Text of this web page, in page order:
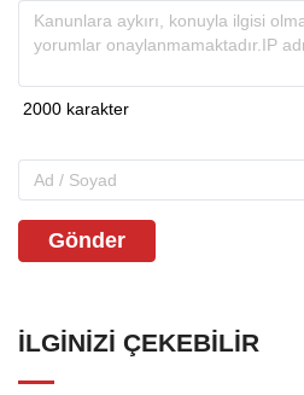
Gönder
İLGINIZI ÇEKEBILIR